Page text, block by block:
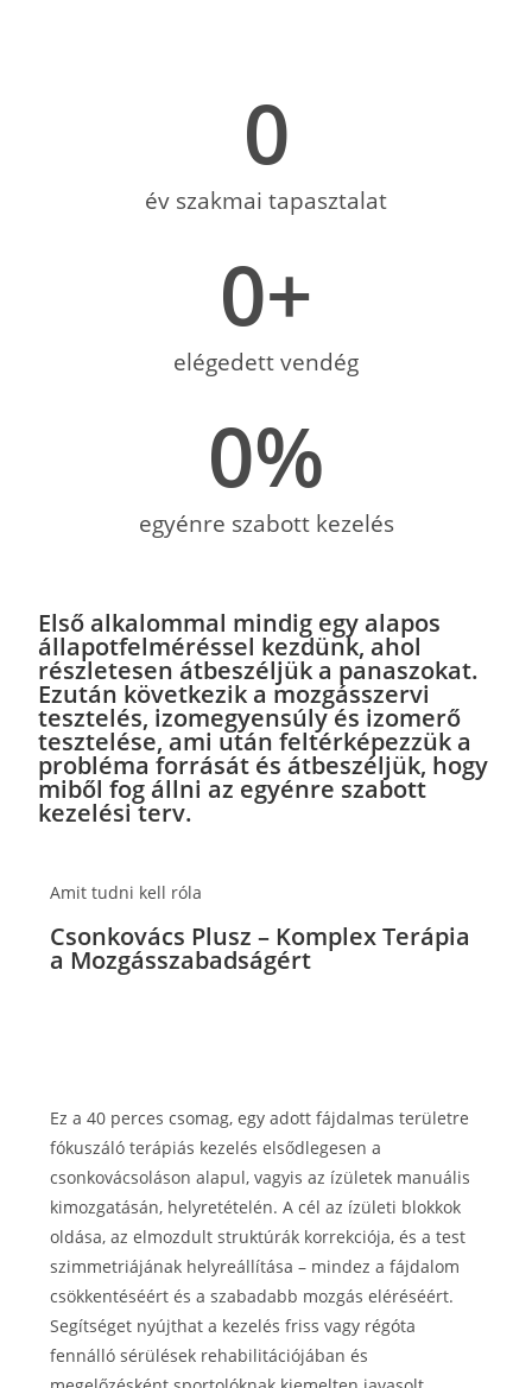
év szakmai tapasztalat
0
elégedett vendég
0+
egyénre szabott kezelés
0%
Első alkalommal mindig egy alapos
állapotfelméréssel kezdünk, ahol
részletesen átbeszéljük a panaszokat.
Ezután következik a mozgásszervi
tesztelés, izomegyensúly és izomerő
tesztelése, ami után feltérképezzük a
probléma forrását és átbeszéljük, hogy
miből fog állni az egyénre szabott
kezelési terv.
Amit tudni kell róla
Csonkovács Plusz – Komplex Terápia
a Mozgásszabadságért
Ez a 40 perces csomag, egy adott fájdalmas területre
fókuszáló terápiás kezelés elsődlegesen a
csonkovácsoláson alapul, vagyis az ízületek manuális
kimozgatásán, helyretételén. A cél az ízületi blokkok
oldása, az elmozdult struktúrák korrekciója, és a test
szimmetriájának helyreállítása – mindez a fájdalom
csökkentéséért és a szabadabb mozgás eléréséért.
Segítséget nyújthat a kezelés friss vagy régóta
fennálló sérülések rehabilitációjában és